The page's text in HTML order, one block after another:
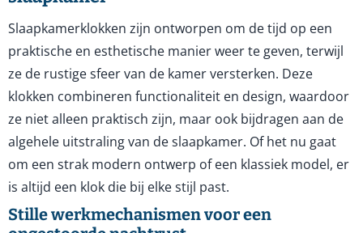
Slaapkamerklokken zijn ontworpen om de tijd op een
praktische en esthetische manier weer te geven, terwijl
ze de rustige sfeer van de kamer versterken. Deze
klokken combineren functionaliteit en design, waardoor
ze niet alleen praktisch zijn, maar ook bijdragen aan de
algehele uitstraling van de slaapkamer. Of het nu gaat
om een strak modern ontwerp of een klassiek model, er
is altijd een klok die bij elke stijl past.
Stille werkmechanismen voor een